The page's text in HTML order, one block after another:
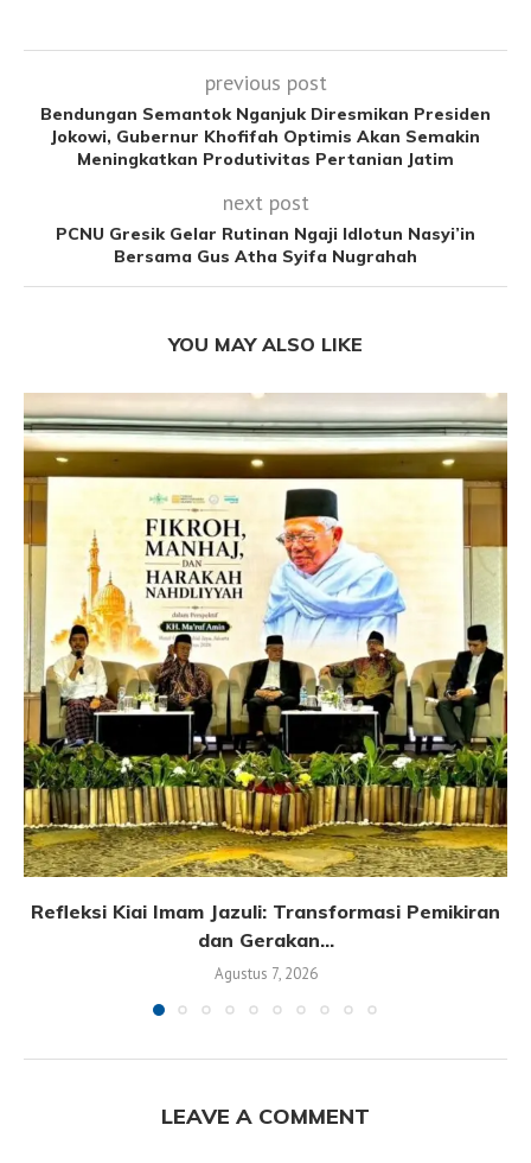
previous post
Bendungan Semantok Nganjuk Diresmikan Presiden
Jokowi, Gubernur Khofifah Optimis Akan Semakin
Meningkatkan Produtivitas Pertanian Jatim
next post
PCNU Gresik Gelar Rutinan Ngaji Idlotun Nasyi’in
Bersama Gus Atha Syifa Nugrahah
YOU MAY ALSO LIKE
Refleksi Kiai Imam Jazuli: Transformasi Pemikiran
dan Gerakan...
Agustus 7, 2026
LEAVE A COMMENT